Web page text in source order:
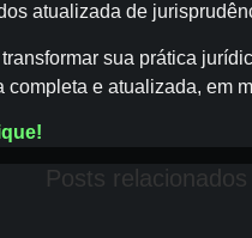
atualizada de
sua prática
e atualizada, em
Posts relacionados